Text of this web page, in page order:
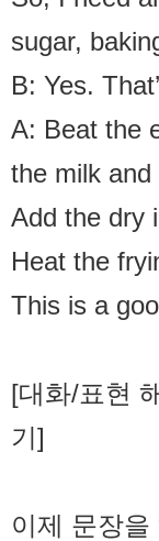
sugar,
B: Yes.
A: Beat the
the milk and
Add the dry
Heat the
This is a
[대화/표현
기]
이제 문장